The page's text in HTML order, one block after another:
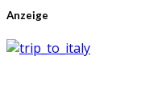
Anzeige